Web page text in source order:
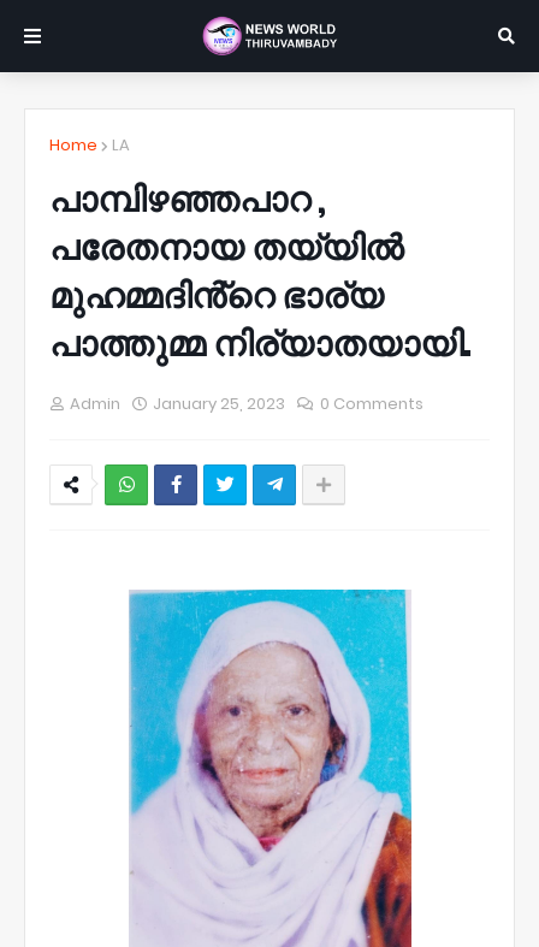
Home LA
പാമ്പിഴഞ്ഞപാറ ,
പരേതനായ തയ്യിൽ
മുഹമ്മദിൻ്റെ ഭാര്യ
പാത്തുമ്മ നിര്യാതയായി.
Admin January 25, 2023 0 Comments